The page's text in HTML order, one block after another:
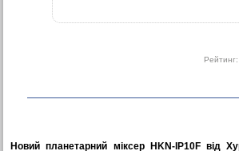
Рейтинг:
Новий планетарний міксер HKN-IP10F від